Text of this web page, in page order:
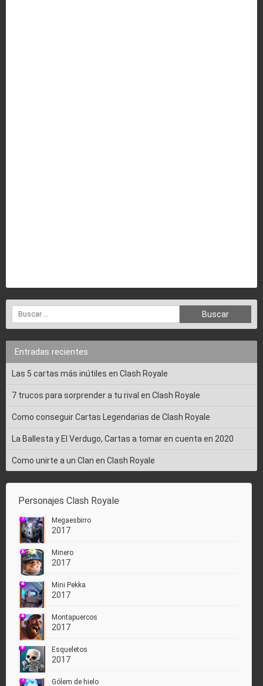
Entradas recientes
Las 5 cartas más inútiles en Clash Royale
7 trucos para sorprender a tu rival en Clash Royale
Como conseguir Cartas Legendarias de Clash Royale
La Ballesta y El Verdugo, Cartas a tomar en cuenta en 2020
Como unirte a un Clan en Clash Royale
Personajes Clash Royale
Megaesbirro
2017
Minero
2017
Mini Pekka
2017
Montapuercos
2017
Esqueletos
2017
Gólem de hielo